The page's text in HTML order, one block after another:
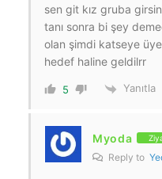
sen git kız gruba
tanı sonra bi şey
olan şimdi katseye
hedef haline geldilrr
5 Yanıtla
Myoda
Reply to